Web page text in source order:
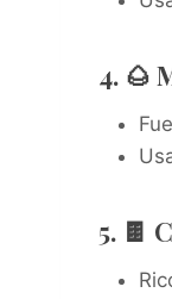
4. 🌰
5. 🍫